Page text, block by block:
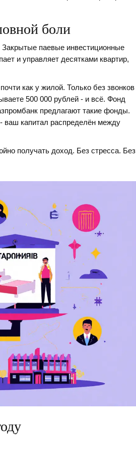
боли
Закрытые паевые инвестиционные
и управляет десятками квартир,
как у жилой. Только без звонков
500 000 рублей - и всё. Фонд
предлагают такие фонды.
ваш капитал распределён между
получать доход. Без стресса. Без